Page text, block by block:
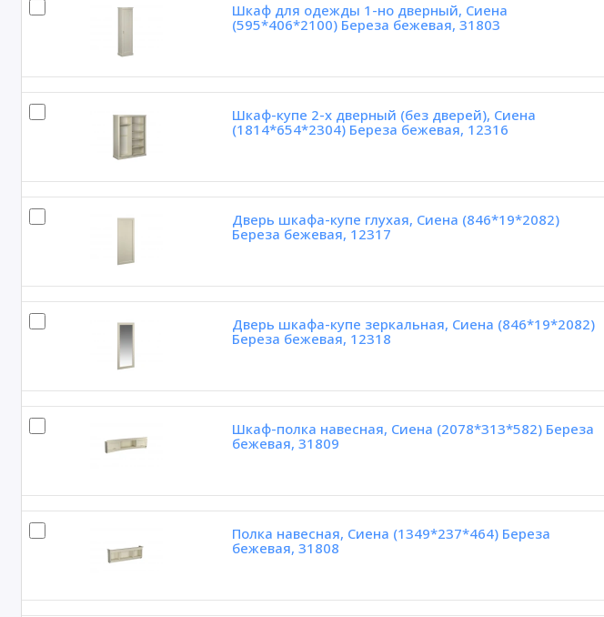
Шкаф для одежды 1-но дверный, Сиена
(595*406*2100) Береза бежевая, 31803
Шкаф-купе 2-х дверный (без дверей), Сиена
(1814*654*2304) Береза бежевая, 12316
Дверь шкафа-купе глухая, Сиена (846*19*2082)
Береза бежевая, 12317
Дверь шкафа-купе зеркальная, Сиена (846*19*2082)
Береза бежевая, 12318
Шкаф-полка навесная, Сиена (2078*313*582) Береза
бежевая, 31809
Полка навесная, Сиена (1349*237*464) Береза
бежевая, 31808